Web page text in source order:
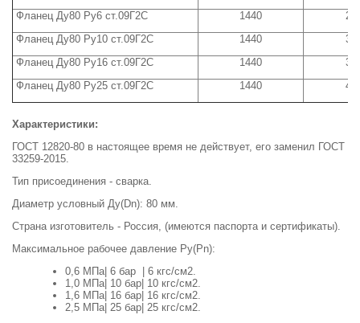
Фланец Ду80 Ру6 ст.09Г2С
1440
Фланец Ду80 Ру10 ст.09Г2С
1440
Фланец Ду80 Ру16 ст.09Г2С
1440
Фланец Ду80 Ру25 ст.09Г2С
1440
Характеристики:
ГОСТ 12820-80 в настоящее время не действует, его заменил ГОСТ
33259-2015.
Тип присоединения - сварка.
Диаметр условный Ду(Dn): 80 мм.
Страна изготовитель - Россия, (имеются паспорта и сертификаты).
Максимальное рабочее давление Ру(Pn):
0,6 МПа| 6 бар | 6 кгс/см2.
1,0 МПа| 10 бар| 10 кгс/см2.
1,6 МПа| 16 бар| 16 кгс/см2.
2,5 МПа| 25 бар| 25 кгс/см2.